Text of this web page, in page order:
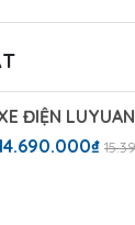
ĐIỆN